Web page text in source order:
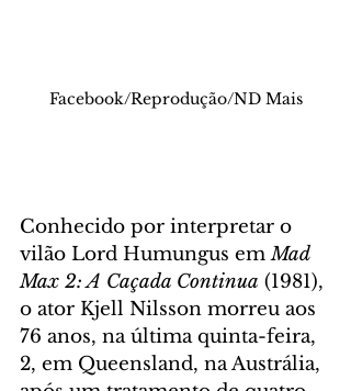
Facebook/Reprodução/ND Mais
Conhecido por interpretar o
vilão Lord Humungus em Mad
Max 2: A Caçada Continua (1981),
o ator Kjell Nilsson morreu aos
76 anos, na última quinta-feira,
2, em Queensland, na Austrália,